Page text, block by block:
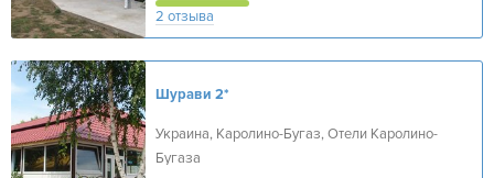
2 отзыва
Шурави 2*
Украина, Каролино-Бугаз, Отели Каролино-
Бугаза